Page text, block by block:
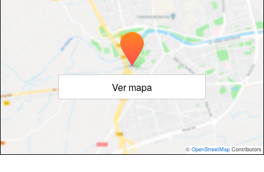
Ver mapa
© OpenStreetMap Contributors